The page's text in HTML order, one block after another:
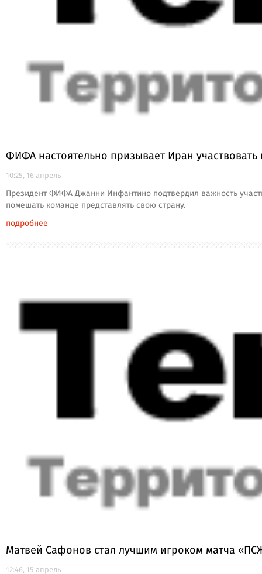
ФИФА настоятельно призывает Иран
10:25, 16 апрель
Президент ФИФА Джанни Инфантино подтвердил важность
помешать команде представлять свою страну.
подробнее
Матвей Сафонов стал лучшим игроком матча
12:46, 15 апрель